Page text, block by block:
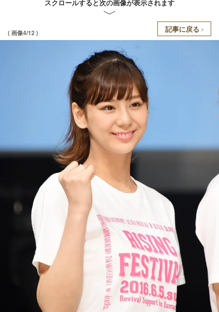
スクロールすると次の画像が表示されます
( 画像4/12 ) 記事に戻る